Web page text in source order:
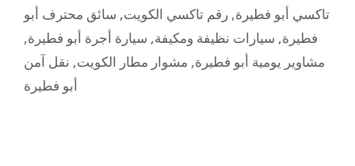
تاكسي أبو فطيرة, رقم تاكسي الكويت, سائق محترف أبو
فطيرة, سيارات نظيفة ومكيفة, سيارة أجرة أبو فطيرة,
مشاوير يومية أبو فطيرة, مشوار مطار الكويت, نقل آمن
أبو فطيرة